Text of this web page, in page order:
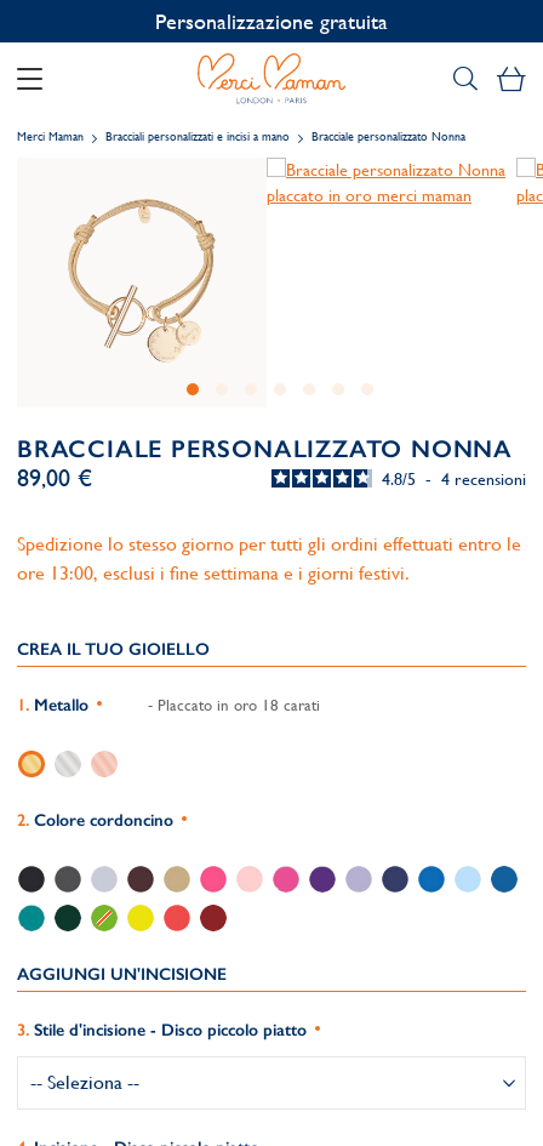
Personalizzazione gratuita
Il
Merci Maman Bracciali personalizzati e incisi a mano Bracciale personalizzato Nonna
BRACCIALE PERSONALIZZATO NONNA
4.8/5 - 4 recensioni
89,00 €
Spedizione lo stesso giorno per tutti gli ordini effettuati entro le
ore 13:00, esclusi i fine settimana e i giorni festivi.
CREA IL TUO GIOIELLO
Metallo - Placcato in oro 18 carati
Colore cordoncino
AGGIUNGI UN'INCISIONE
Stile d'incisione - Disco piccolo piatto